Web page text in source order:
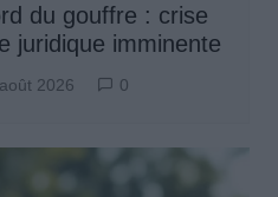
du gouffre : crise
juridique imminente
2026 0